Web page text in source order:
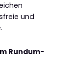
und
Rundum-